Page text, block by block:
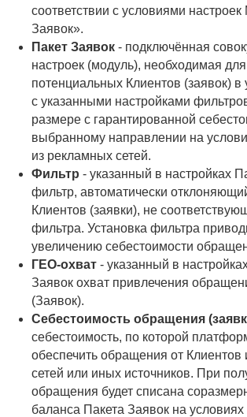
соответствии с условиями
Заявок».
Пакет Заявок - подключённая
настроек (модуль), необходимая
потенциальных Клиентов (заявок)
с указанными настройками
размере с гарантированной
выбранному направлении на
из рекламных сетей.
Фильтр - указанный в настройках
фильтр, автоматически
Клиентов (заявки), не
фильтра. Установка фильтра
увеличению себестоимости
ГЕО-охват - указанный в
Заявок охват привлечения
(Заявок).
Себестоимость обращения
себестоимость, по которой
обеспечить обращения от Клиентов
сетей или иных источников. При
обращения будет списана
баланса Пакета Заявок на